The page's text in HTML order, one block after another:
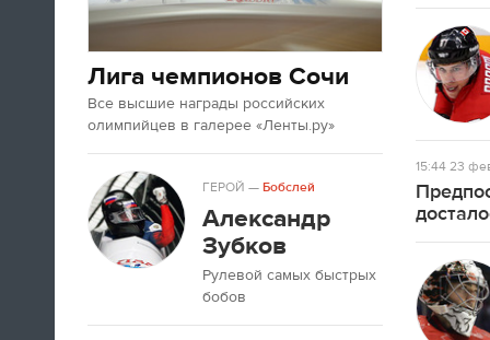
Лига чемпионов Сочи
Все высшие награды российских
олимпийцев в галерее «Ленты.ру»
ГЕРОЙ —Бобслей
Александр
Зубков
Рулевой самых быстрых
бобов
15:4423